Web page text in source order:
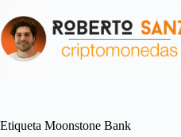
al
contenido
Etiqueta Moonstone Bank